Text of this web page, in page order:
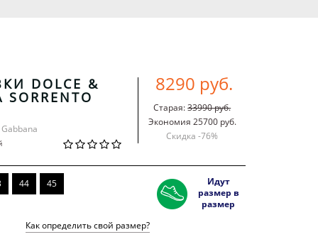
DOLCE &
SORRENTO
8290 руб.
Старая:33990 руб.
Экономия 25700 руб.
Скидка -76%
44 45
Идут
размер в
размер
Как определить свой размер?